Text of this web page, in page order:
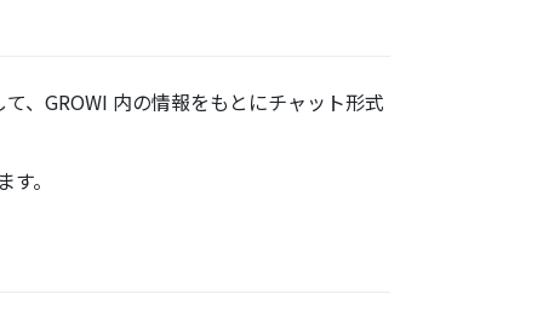
、GROWI 内の情報をもとにチャット形式
。